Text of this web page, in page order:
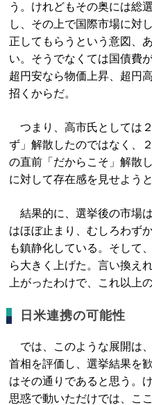
う。けれどもその奥には総
し、その上で国際市場に対
正してもらうという意図、
い。そうでなくては国債費
超円安なら物価上昇、超円
招くからだ。
つまり、高市氏としては
ず」解散したのではなく、
の直前「だからこそ」解散
に対して存在感を見せよう
結果的に、選挙後の市場
はほぼ止まり、むしろわず
も鎮静化している。そして
ら大きく上げた。言い換え
上がったわけで、これ以上
日米連携の可能性
では、このような展開は
首相を評価し、選挙結果を
はその通りであると思う。
思惑で動いただけでは、こ